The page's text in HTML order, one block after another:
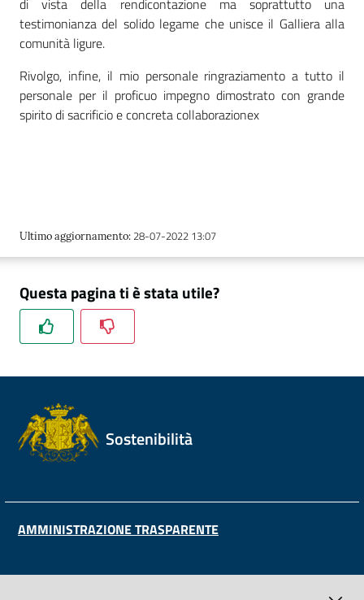
di vista della rendicontazione ma soprattutto una
testimonianza del solido legame che unisce il Galliera alla
comunità ligure.
Rivolgo, infine, il mio personale ringraziamento a tutto il
personale per il proficuo impegno dimostrato con grande
spirito di sacrificio e concreta collaborazionex
Ultimo aggiornamento: 28-07-2022 13:07
Questa pagina ti è stata utile?
Sostenibilità
AMMINISTRAZIONE TRASPARENTE